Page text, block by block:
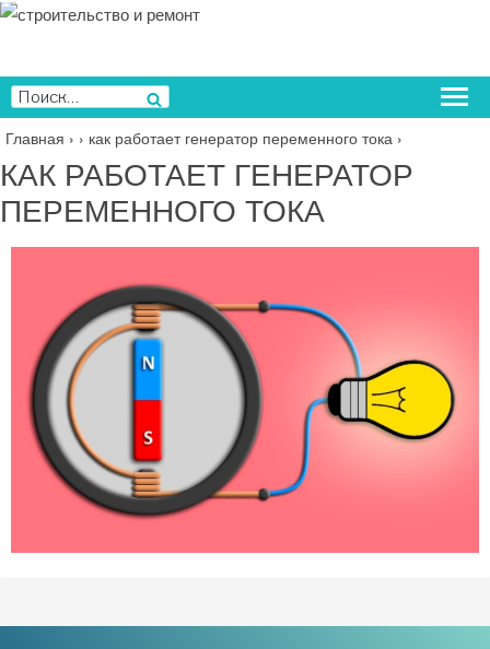
Перейти
содержимому
Искать:
Поиск
Главная › › как работает генератор переменного тока ›
КАК РАБОТАЕТ ГЕНЕРАТОР
ПЕРЕМЕННОГО ТОКА